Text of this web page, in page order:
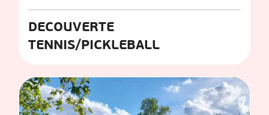
DECOUVERTE
TENNIS/PICKLEBALL